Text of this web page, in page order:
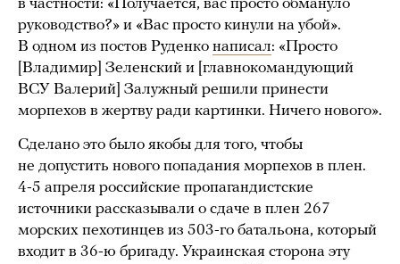
в частности: «Получается, вас просто обмануло
руководство?» и «Вас просто кинули на убой».
В одном из постов Руденко написал: «Просто
[Владимир] Зеленский и [главнокомандующий
ВСУ Валерий] Залужный решили принести
морпехов в жертву ради картинки. Ничего нового».
Сделано это было якобы для того, чтобы
не допустить нового попадания морпехов в плен.
4-5 апреля российские пропагандистские
источники рассказывали о сдаче в плен 267
морских пехотинцев из 503-го батальона, который
входит в 36-ю бригаду. Украинская сторона эту